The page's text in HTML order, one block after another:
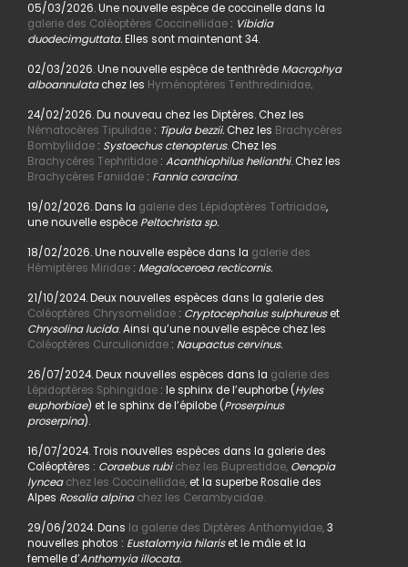
05/03/2026. Une nouvelle espèce de coccinelle dans la
galerie des Coléoptères Coccinellidae: Vibidia
duodecimguttata.Elles sont maintenant 34.
02/03/2026. Une nouvelle espèce de tenthrède Macrophya
alboannulatachez les Hyménoptères Tenthredinidae.
24/02/2026. Du nouveau chez les Diptères. Chez les
Nématocères Tipulidae: Tipula bezzii. Chez les Brachycères
Bombyliidae: Systoechus ctenopterus. Chez les
Brachycères Tephritidae: Acanthiophilus helianthi. Chez les
Brachycères Faniidae: Fannia coracina.
19/02/2026. Dans la galerie des Lépidoptères Tortricidae,
une nouvelle espèce Peltochrista sp.
18/02/2026. Une nouvelle espèce dans la galerie des
Hémiptères Miridae: Megaloceroea recticornis.
21/10/2024. Deux nouvelles espèces dans la galerie des
Coléoptères Chrysomelidae: Cryptocephalus sulphureuset
Chrysolina lucida. Ainsi qu’une nouvelle espèce chez les
Coléoptères Curculionidae : Naupactus cervinus.
26/07/2024. Deux nouvelles espèces dans la galerie des
Lépidoptères Sphingidae: le sphinx de l’euphorbe (Hyles
euphorbiae) et le sphinx de l’épilobe (Proserpinus
proserpina).
16/07/2024. Trois nouvelles espèces dans la galerie des
Coléoptères : Coraebus rubi chez les Buprestidae, Oenopia
lyncea chez les Coccinellidae,et la superbe Rosalie des
Alpes Rosalia alpina chez les Cerambycidae.
29/06/2024. Dans la galerie des Diptères Anthomyidae,3
nouvelles photos : Eustalomyia hilariset le mâle et la
femelle d’Anthomyia illocata.